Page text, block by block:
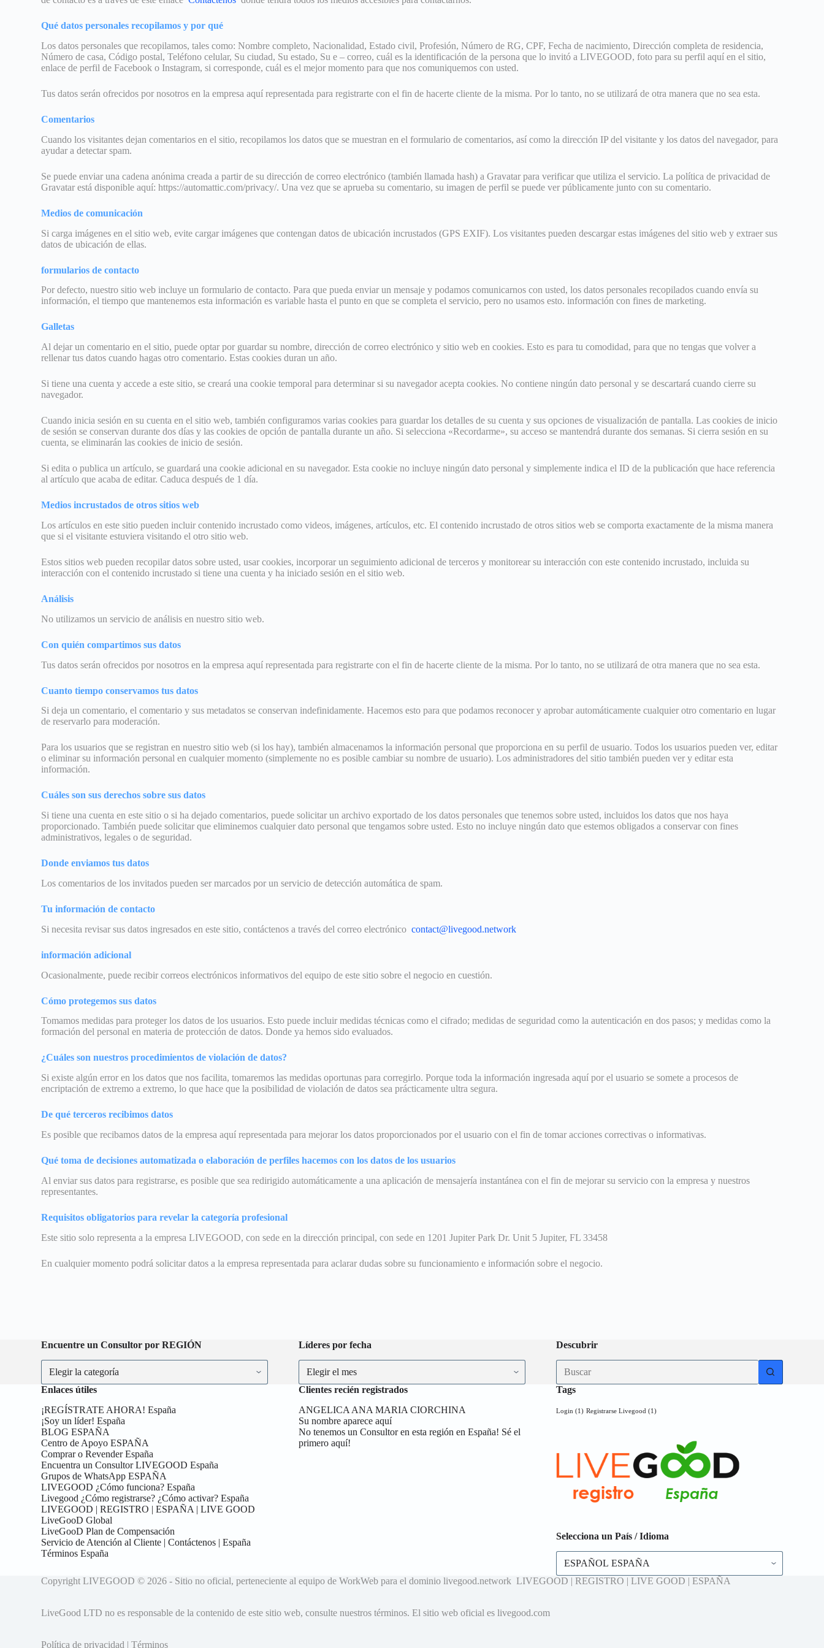
Qué datos personales recopilamos y por qué
Los datos personales que recopilamos, tales como: Nombre completo, Nacionalidad, Estado civil, Profesión, Número de RG, CPF, Fecha de nacimiento, Dirección completa de residencia,
Número de casa, Código postal, Teléfono celular, Su ciudad, Su estado, Su e – correo, cuál es la identificación de la persona que lo invitó a LIVEGOOD, foto para su perfil aquí en el sitio,
enlace de perfil de Facebook o Instagram, si corresponde, cuál es el mejor momento para que nos comuniquemos con usted.
Tus datos serán ofrecidos por nosotros en la empresa aquí representada para registrarte con el fin de hacerte cliente de la misma. Por lo tanto, no se utilizará de otra manera que no sea esta.
Comentarios
Cuando los visitantes dejan comentarios en el sitio, recopilamos los datos que se muestran en el formulario de comentarios, así como la dirección IP del visitante y los datos del navegador, para
ayudar a detectar spam.
Se puede enviar una cadena anónima creada a partir de su dirección de correo electrónico (también llamada hash) a Gravatar para verificar que utiliza el servicio. La política de privacidad de
Gravatar está disponible aquí: https://automattic.com/privacy/. Una vez que se aprueba su comentario, su imagen de perfil se puede ver públicamente junto con su comentario.
Medios de comunicación
Si carga imágenes en el sitio web, evite cargar imágenes que contengan datos de ubicación incrustados (GPS EXIF). Los visitantes pueden descargar estas imágenes del sitio web y extraer sus
datos de ubicación de ellas.
formularios de contacto
Por defecto, nuestro sitio web incluye un formulario de contacto. Para que pueda enviar un mensaje y podamos comunicarnos con usted, los datos personales recopilados cuando envía su
información, el tiempo que mantenemos esta información es variable hasta el punto en que se completa el servicio, pero no usamos esto. información con fines de marketing.
Galletas
Al dejar un comentario en el sitio, puede optar por guardar su nombre, dirección de correo electrónico y sitio web en cookies. Esto es para tu comodidad, para que no tengas que volver a
rellenar tus datos cuando hagas otro comentario. Estas cookies duran un año.
Si tiene una cuenta y accede a este sitio, se creará una cookie temporal para determinar si su navegador acepta cookies. No contiene ningún dato personal y se descartará cuando cierre su
navegador.
Cuando inicia sesión en su cuenta en el sitio web, también configuramos varias cookies para guardar los detalles de su cuenta y sus opciones de visualización de pantalla. Las cookies de inicio
de sesión se conservan durante dos días y las cookies de opción de pantalla durante un año. Si selecciona «Recordarme», su acceso se mantendrá durante dos semanas. Si cierra sesión en su
cuenta, se eliminarán las cookies de inicio de sesión.
Si edita o publica un artículo, se guardará una cookie adicional en su navegador. Esta cookie no incluye ningún dato personal y simplemente indica el ID de la publicación que hace referencia
al artículo que acaba de editar. Caduca después de 1 día.
Medios incrustados de otros sitios web
Los artículos en este sitio pueden incluir contenido incrustado como videos, imágenes, artículos, etc. El contenido incrustado de otros sitios web se comporta exactamente de la misma manera
que si el visitante estuviera visitando el otro sitio web.
Estos sitios web pueden recopilar datos sobre usted, usar cookies, incorporar un seguimiento adicional de terceros y monitorear su interacción con este contenido incrustado, incluida su
interacción con el contenido incrustado si tiene una cuenta y ha iniciado sesión en el sitio web.
Análisis
No utilizamos un servicio de análisis en nuestro sitio web.
Con quién compartimos sus datos
Tus datos serán ofrecidos por nosotros en la empresa aquí representada para registrarte con el fin de hacerte cliente de la misma. Por lo tanto, no se utilizará de otra manera que no sea esta.
Cuanto tiempo conservamos tus datos
Si deja un comentario, el comentario y sus metadatos se conservan indefinidamente. Hacemos esto para que podamos reconocer y aprobar automáticamente cualquier otro comentario en lugar
de reservarlo para moderación.
Para los usuarios que se registran en nuestro sitio web (si los hay), también almacenamos la información personal que proporciona en su perfil de usuario. Todos los usuarios pueden ver, editar
o eliminar su información personal en cualquier momento (simplemente no es posible cambiar su nombre de usuario). Los administradores del sitio también pueden ver y editar esta
información.
Cuáles son sus derechos sobre sus datos
Si tiene una cuenta en este sitio o si ha dejado comentarios, puede solicitar un archivo exportado de los datos personales que tenemos sobre usted, incluidos los datos que nos haya
proporcionado. También puede solicitar que eliminemos cualquier dato personal que tengamos sobre usted. Esto no incluye ningún dato que estemos obligados a conservar con fines
administrativos, legales o de seguridad.
Donde enviamos tus datos
Los comentarios de los invitados pueden ser marcados por un servicio de detección automática de spam.
Tu información de contacto
Si necesita revisar sus datos ingresados ​​en este sitio, contáctenos a través del correo electrónicocontact@livegood.network
información adicional
Ocasionalmente, puede recibir correos electrónicos informativos del equipo de este sitio sobre el negocio en cuestión.
Cómo protegemos sus datos
Tomamos medidas para proteger los datos de los usuarios. Esto puede incluir medidas técnicas como el cifrado; medidas de seguridad como la autenticación en dos pasos; y medidas como la
formación del personal en materia de protección de datos. Donde ya hemos sido evaluados.
¿Cuáles son nuestros procedimientos de violación de datos?
Si existe algún error en los datos que nos facilita, tomaremos las medidas oportunas para corregirlo. Porque toda la información ingresada aquí por el usuario se somete a procesos de
encriptación de extremo a extremo, lo que hace que la posibilidad de violación de datos sea prácticamente ultra segura.
De qué terceros recibimos datos
Es posible que recibamos datos de la empresa aquí representada para mejorar los datos proporcionados por el usuario con el fin de tomar acciones correctivas o informativas.
Qué toma de decisiones automatizada o elaboración de perfiles hacemos con los datos de los usuarios
Al enviar sus datos para registrarse, es posible que sea redirigido automáticamente a una aplicación de mensajería instantánea con el fin de mejorar su servicio con la empresa y nuestros
representantes.
Requisitos obligatorios para revelar la categoría profesional
Este sitio solo representa a la empresa LIVEGOOD, con sede en la dirección principal, con sede en 1201 Jupiter Park Dr. Unit 5 Jupiter, FL 33458
En cualquier momento podrá solicitar datos a la empresa representada para aclarar dudas sobre su funcionamiento e información sobre el negocio.
Encuentre un Consultor por REGIÓN Líderes por fecha Descubrir
Enlaces útiles
¡REGÍSTRATE AHORA! España
¡Soy un líder! España
BLOG ESPAÑA
Centro de Apoyo ESPAÑA
Comprar o Revender España
Encuentra un Consultor LIVEGOOD España
Grupos de WhatsApp ESPAÑA
LIVEGOOD ¿Cómo funciona? España
Livegood ¿Cómo registrarse? ¿Cómo activar? España
LIVEGOOD | REGISTRO | ESPAÑA | LIVE GOOD
LiveGooD Global
LiveGooD Plan de Compensación
Servicio de Atención al Cliente | Contáctenos | España
Términos España
Clientes recién registrados
ANGELICA ANA MARIA CIORCHINA
Su nombre aparece aquí
No tenemos un Consultor en esta región en España! Sé el
primero aquí!
Tags
Login (1) Registrarse Livegood (1)
Selecciona un País / Idioma
Copyright LIVEGOOD © 2026 - Sitio no oficial, perteneciente al equipo de WorkWeb para el dominio livegood.network LIVEGOOD | REGISTRO | LIVE GOOD | ESPAÑA
LiveGood LTD no es responsable de la contenido de este sitio web, consulte nuestros términos. El sitio web oficial es livegood.com
Política de privacidad |Términos